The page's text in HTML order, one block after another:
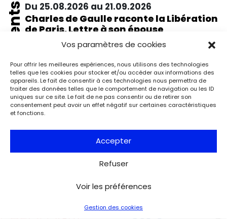
Vos paramètres de cookies
Pour offrir les meilleures expériences, nous utilisons des technologies
telles que les cookies pour stocker et/ou accéder aux informations des
appareils. Le fait de consentir à ces technologies nous permettra de
traiter des données telles que le comportement de navigation ou les ID
uniques sur ce site. Le fait de ne pas consentir ou de retirer son
consentement peut avoir un effet négatif sur certaines caractéristiques
et fonctions.
Accepter
Refuser
Voir les préférences
Gestion des cookies
ÉvénementsDu 25.08.2026 au 21.09.2026
Charles de Gaulle raconte la Libération
de Paris. Lettre à son épouse
Musée de la Libération de Paris – musée du général
À l’occasion de l’anniversaire de la Libération de Paris, le
musée de la Libération de Paris – musée du général
Leclerc – musée Jean Moulin expose la lettre du 27 août
1944 de Charles de Gaulle à son épouse Yvonne, lui narrant
les événements de la Libération de Paris.
Voir tous les événements